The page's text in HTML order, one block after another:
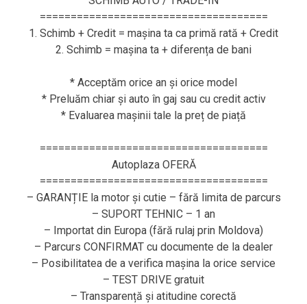
=====================================
1. Schimb + Credit = mașina ta ca primă rată + Credit
2. Schimb = mașina ta + diferența de bani
* Acceptăm orice an și orice model
* Preluăm chiar și auto în gaj sau cu credit activ
* Evaluarea mașinii tale la preț de piață
=====================================
Autoplaza OFERĂ
=====================================
– GARANȚIE la motor și cutie – fără limita de parcurs
– SUPORT TEHNIC – 1 an
– Importat din Europa (fără rulaj prin Moldova)
– Parcurs CONFIRMAT cu documente de la dealer
– Posibilitatea de a verifica mașina la orice service
– TEST DRIVE gratuit
– Transparență și atitudine corectă